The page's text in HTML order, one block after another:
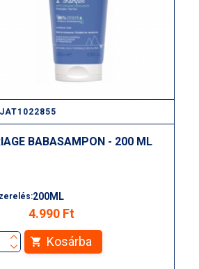
BABASAMPON - 200 ML
200ML
4.990 Ft
Kosárba